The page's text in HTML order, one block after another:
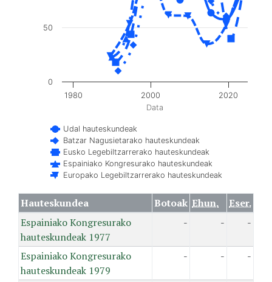
Data
Udal hauteskundeak
Batzar Nagusietarako hauteskundeak
Eusko Legebiltzarrerako hauteskundeak
Espainiako Kongresurako hauteskundeak
Europako Legebiltzarrerako hauteskundeak
1980 2000 2020
0
50
Hauteskundea Botoak Ehun.
Eser.
Espainiako Kongresurako
hauteskundeak 1977
- - -
Espainiako Kongresurako
hauteskundeak 1979
- - -